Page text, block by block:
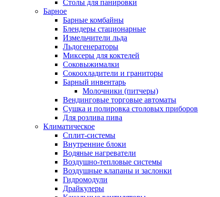
Столы для панировки
Барное
Барные комбайны
Блендеры стационарные
Измельчители льда
Льдогенераторы
Миксеры для коктелей
Соковыжималки
Сокоохладители и граниторы
Барный инвентарь
Молочники (питчеры)
Вендинговые торговые автоматы
Сушка и полировка столовых приборов
Для розлива пива
Климатическое
Сплит-системы
Внутренние блоки
Водяные нагреватели
Воздушно-тепловые системы
Воздушные клапаны и заслонки
Гидромодули
Драйкулеры